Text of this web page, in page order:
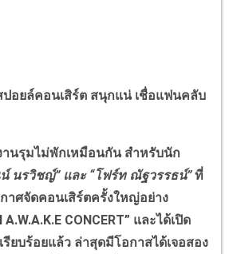
ปอยล์คอนเสิร์ต สนุกแน่ เชื่อแฟนคลับ
รุมไม่พักเหมือนกัน สำหรับนัก
น์ นรวิชญ์” และ “โฟร์ท ณัฐวรรธน์”ที่
าศจัดคอนเสิร์ตครั้งใหญ่อย่าง
A.W.A.K.E CONCERT” และได้เปิด
ยบร้อยแล้ว ล่าสุดมีโอกาสได้เจอสอง